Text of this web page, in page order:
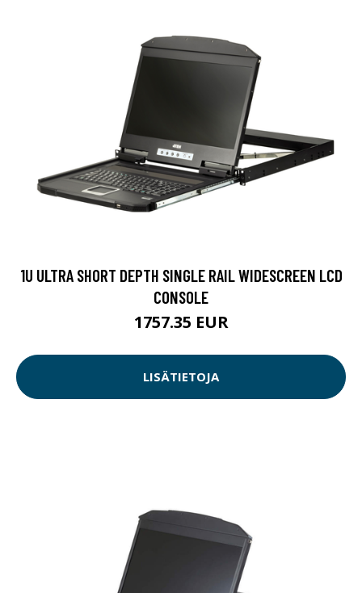
1U ULTRA SHORT DEPTH SINGLE RAIL WIDESCREEN LCD
CONSOLE
1757.35 EUR
LISÄTIETOJA